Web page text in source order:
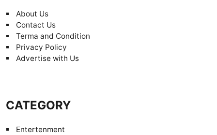
About Us
Contact Us
Terma and Condition
Privacy Policy
Advertise with Us
CATEGORY
Entertenment